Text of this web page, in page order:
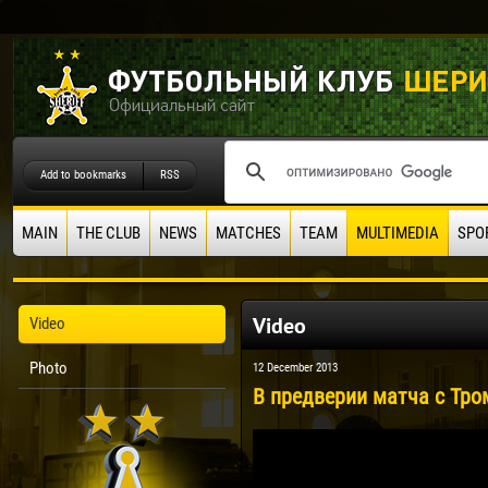
Add to bookmarks RSS
MAIN THE CLUB NEWS MATCHES TEAM MULTIMEDIA
Video
Photo
Video
12 December 2013
В предверии матча с